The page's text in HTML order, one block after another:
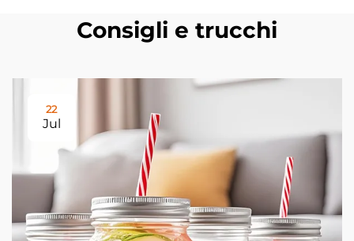
Consigli e trucchi
22
Jul